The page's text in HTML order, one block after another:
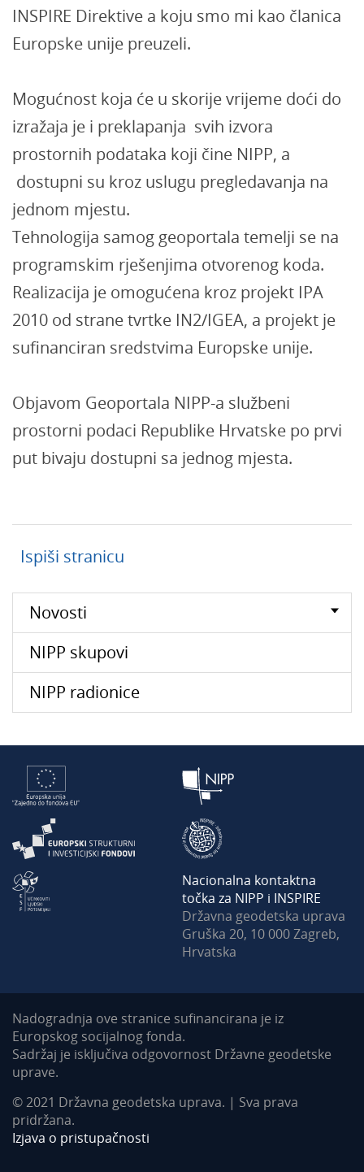
INSPIRE Direktive a koju smo mi kao članica
Europske unije preuzeli.
Mogućnost koja će u skorije vrijeme doći do
izražaja je i preklapanja svih izvora
prostornih podataka koji čine NIPP, a
dostupni su kroz uslugu pregledavanja na
jednom mjestu.
Tehnologija samog geoportala temelji se na
programskim rješenjima otvorenog koda.
Realizacija je omogućena kroz projekt IPA
2010 od strane tvrtke IN2/IGEA, a projekt je
sufinanciran sredstvima Europske unije.
Objavom Geoportala NIPP-a službeni
prostorni podaci Republike Hrvatske po prvi
put bivaju dostupni sa jednog mjesta.
Ispiši stranicu
Novosti
NIPP skupovi
NIPP radionice
Nacionalna kontaktna
točka za NIPP i INSPIRE
Državna geodetska uprava
Gruška 20, 10 000 Zagreb,
Hrvatska
Nadogradnja ove stranice sufinancirana je iz
Europskog socijalnog fonda.
Sadržaj je isključiva odgovornost Državne geodetske
uprave.
© 2021 Državna geodetska uprava. | Sva prava
pridržana.
Izjava o pristupačnosti